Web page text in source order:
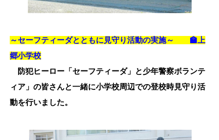
～セーフティーダとともに見守り活動の実施～ 🏫上
郷小学校
防犯ヒーロー「セーフティーダ」と少年警察ボランテ
ィア」の皆さんと一緒に小学校周辺での登校時見守り活
動を行いました。